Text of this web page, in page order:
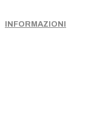
INFORMAZIONI